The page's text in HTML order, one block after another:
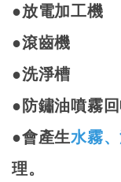
●放電加工機
●滾齒機
●洗淨槽
● 防鏽油噴霧
●會產生水霧
理。